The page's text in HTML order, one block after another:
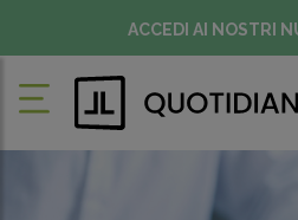
ACCEDI AI NOSTRI